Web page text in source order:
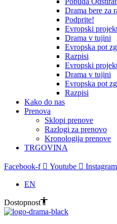
Drama bere za
Podprite!
Evropski
Drama v tujini
Evropska pot
Razpisi
Evropski
Drama v tujini
Evropska pot
Razpisi
Kako do nas
Prenova
Sklopi prenove
Razlogi za prenovo
Kronologija prenove
TRGOVINA
Facebook-f Youtube Instagram
EN
Dostopnost